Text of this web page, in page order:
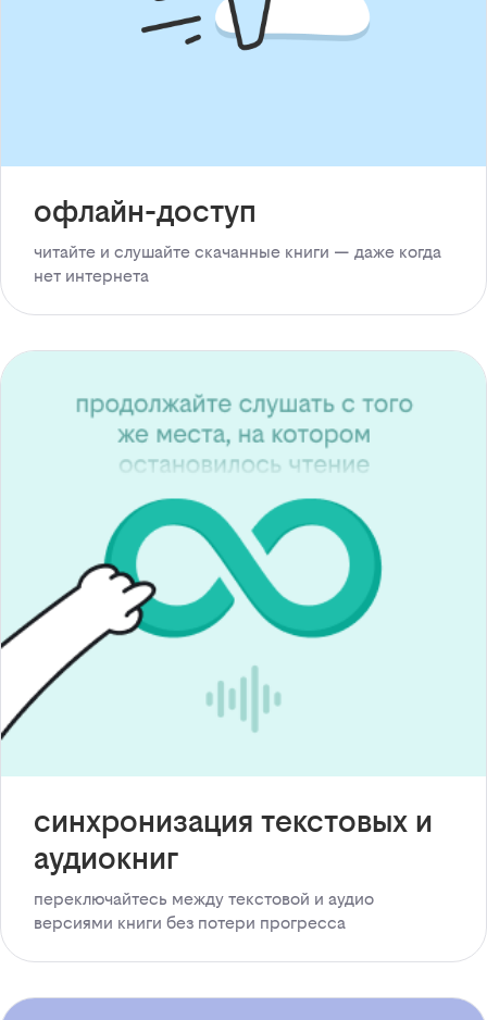
офлайн-доступ
читайте и слушайте скачанные книги — даже когда
нет интернета
синхронизация текстовых и
аудиокниг
переключайтесь между текстовой и аудио
версиями книги без потери прогресса